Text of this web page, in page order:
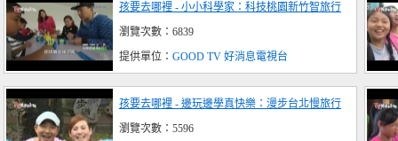
孩要去哪裡 - 小小科學家：科技桃園新竹智旅行
瀏覽次數：6839
提供單位： GOOD TV 好消息電視台
孩要去哪裡 - 邊玩邊學真快樂：漫步台北慢旅行
瀏覽次數：5596